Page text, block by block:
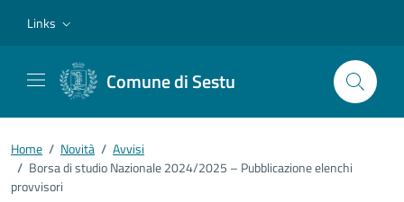
Links
Comune di Sestu
Home / Novità / Avvisi
/ Borsa di studio Nazionale 2024/2025 – Pubblicazione elenchi
provvisori